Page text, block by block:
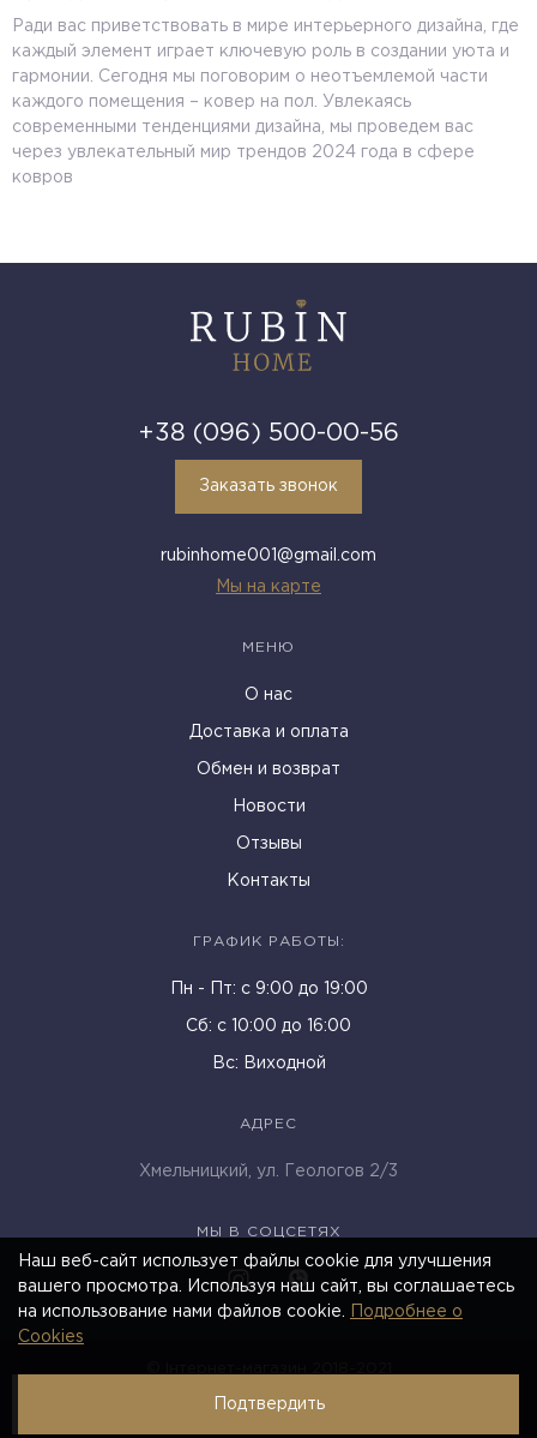
Ради вас приветствовать в мире интерьерного дизайна, где
каждый элемент играет ключевую роль в создании уюта и
гармонии. Сегодня мы поговорим о неотъемлемой части
каждого помещения – ковер на пол. Увлекаясь
современными тенденциями дизайна, мы проведем вас
через увлекательный мир трендов 2024 года в сфере
ковров
+38 (096) 500-00-56
Заказать звонок
rubinhome001@gmail.com
Мы на карте
МЕНЮ
О нас
Доставка и оплата
Обмен и возврат
Новости
Отзывы
Контакты
ГРАФИК РАБОТЫ:
Пн - Пт: c 9:00 до 19:00
Cб: с 10:00 до 16:00
Вс: Виходной
АДРЕС
Хмельницкий, ул. Геологов 2/3
МЫ В СОЦСЕТЯХ
Наш веб-сайт использует файлы cookie для улучшения
вашего просмотра. Используя наш сайт, вы соглашаетесь
на использование нами файлов cookie.
Подробнее о
Cookies
Подтвердить